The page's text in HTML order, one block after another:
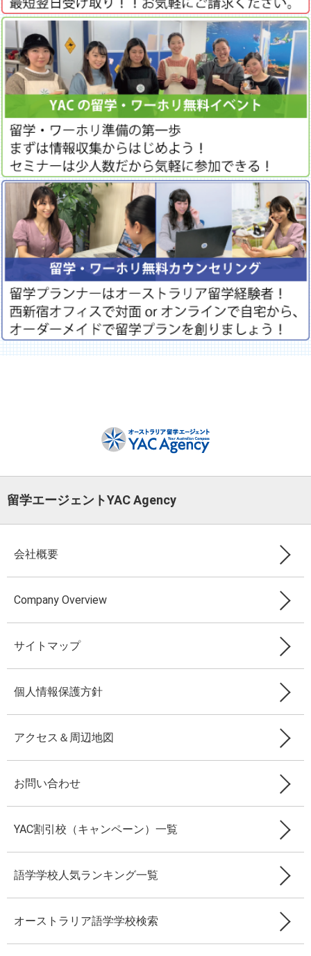
留学エージェントYAC Agency
会社概要
Company Overview
サイトマップ
個人情報保護方針
アクセス＆周辺地図
お問い合わせ
YAC割引校（キャンペーン）一覧
語学学校人気ランキング一覧
オーストラリア語学学校検索